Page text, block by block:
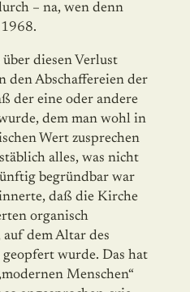
– na, wen denn
diesen Verlust
den Abschaffereien der
der eine oder andere
dem man wohl in
Wert zusprechen
alles, was nicht
begründbar war
daß die Kirche
organisch
auf dem Altar des
wurde. Das hat
Menschen“